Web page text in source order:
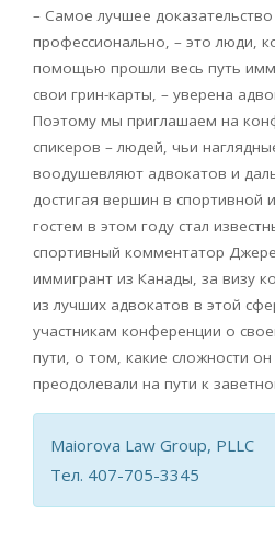
– Самое лучшее
профессионально, – это люди,
помощью прошли весь путь
свои грин-карты, – уверена
Поэтому мы приглашаем на
спикеров – людей, чьи
воодушевляют адвокатов и
достигая вершин в спортивной
гостем в этом году стал
спортивный комментатор
иммигрант из Канады, за визу
из лучших адвокатов в этой
участникам конференции о
пути, о том, какие сложности
преодолевали на пути к
Maiorova Law Group, PLLC
Тел. 407-705-3345